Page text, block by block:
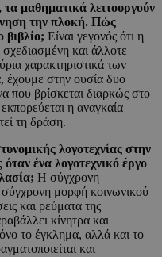
μαθηματικά λειτουργούν
την πλοκή. Πώς
βιβλίο; Είναι γεγονός ότι η
και άλλοτε
χαρακτηριστικά των
έχουμε στην ουσία δυο
που βρίσκεται διαρκώς στο
η αναγκαία
τη δράση.
λογοτεχνίας στην
ένα λογοτεχνικό έργο
Η σύγχρονη
σύγχρονη μορφή κοινωνικού
και ρεύματα της
κίνητρα και
το έγκλημα, αλλά και το
και